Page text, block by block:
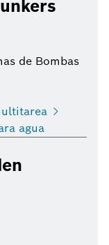
de Bombas
agua